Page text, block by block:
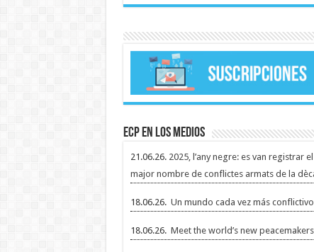
ECP en los medios
21.06.26. 2025, l’any negre: es van registrar el
major nombre de conflictes armats de la
18.06.26. Un mundo cada vez más conflictivo
18.06.26. Meet the world’s new peacemakers